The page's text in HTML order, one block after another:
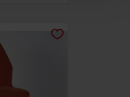
partnerom
i analitycznym.
z innymi danymi